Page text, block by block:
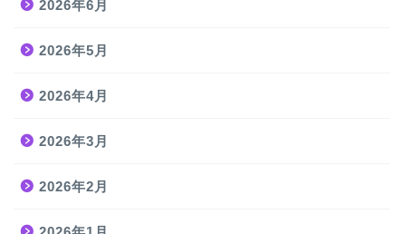
2026年6月
2026年5月
2026年4月
2026年3月
2026年2月